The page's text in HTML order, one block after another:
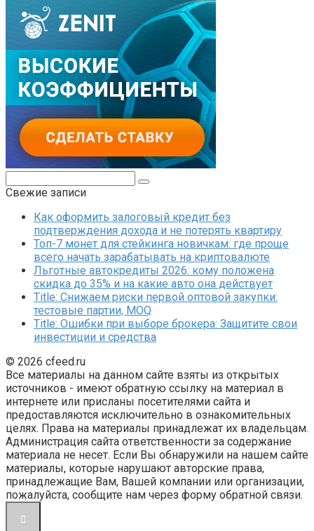
Свежие записи
Как оформить залоговый кредит без
подтверждения дохода и не потерять квартиру
Топ-7 монет для стейкинга новичкам: где проще
всего начать зарабатывать на криптовалюте
Льготные автокредиты 2026: кому положена
скидка до 35% и на какие авто она действует
Title: Снижаем риски первой оптовой закупки:
тестовые партии, MOQ
Title: Ошибки при выборе брокера: Защитите свои
инвестиции и средства
© 2026 cfeed.ru
Все материалы на данном сайте взяты из открытых
источников - имеют обратную ссылку на материал в
интернете или присланы посетителями сайта и
предоставляются исключительно в ознакомительных
целях. Права на материалы принадлежат их владельцам.
Администрация сайта ответственности за содержание
материала не несет. Если Вы обнаружили на нашем сайте
материалы, которые нарушают авторские права,
принадлежащие Вам, Вашей компании или организации,
пожалуйста, сообщите нам через форму обратной связи.